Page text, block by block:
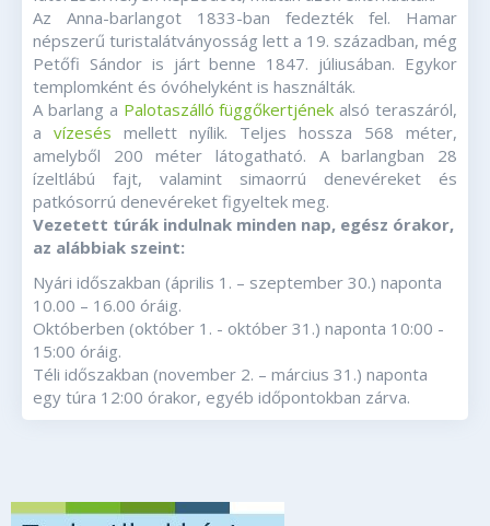
Az Anna-barlangot 1833-ban fedezték fel. Hamar
népszerű turistalátványosság lett a 19. században, még
Petőfi Sándor is járt benne 1847. júliusában. Egykor
templomként és óvóhelyként is használták.
A barlang a Palotaszálló függőkertjének alsó teraszáról,
a vízesés mellett nyílik. Teljes hossza 568 méter,
amelyből 200 méter látogatható. A barlangban 28
ízeltlábú fajt, valamint simaorrú denevéreket és
patkósorrú denevéreket figyeltek meg.
Vezetett túrák indulnak minden nap, egész órakor,
az alábbiak szeint:
Nyári időszakban (április 1. – szeptember 30.) naponta
10.00 – 16.00 óráig.
Októberben (október 1. - október 31.) naponta 10:00 -
15:00 óráig.
Téli időszakban (november 2. – március 31.) naponta
egy túra 12:00 órakor, egyéb időpontokban zárva.